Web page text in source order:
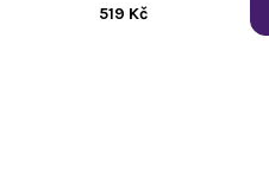
519 Kč